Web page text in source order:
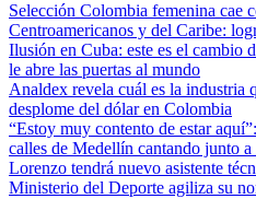
Selección Colombia femenina cae
Centroamericanos y del Caribe:
Ilusión en Cuba: este es el cambio
le abre las puertas al mundo
Analdex revela cuál es la industria
desplome del dólar en Colombia
“Estoy muy contento de estar
calles de Medellín cantando junto
Lorenzo tendrá nuevo asistente
Ministerio del Deporte agiliza su